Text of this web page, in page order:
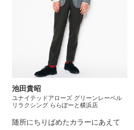
池田貴昭
ユナイテッドアローズ グリーンレーベル
リラクシング ららぽーと横浜店
随所にちりばめたカラーにあえて